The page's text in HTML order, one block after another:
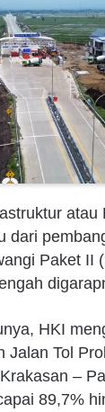
atau
dari
Paket II
HKI
Jalan Tol
–
89,7%